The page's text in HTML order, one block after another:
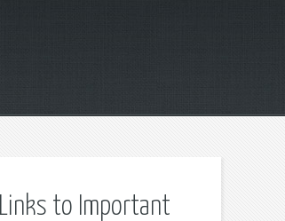
Links to Important